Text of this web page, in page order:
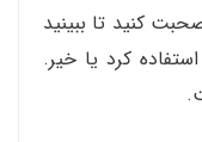
کنید تا ببینید
کرد یا خیر.